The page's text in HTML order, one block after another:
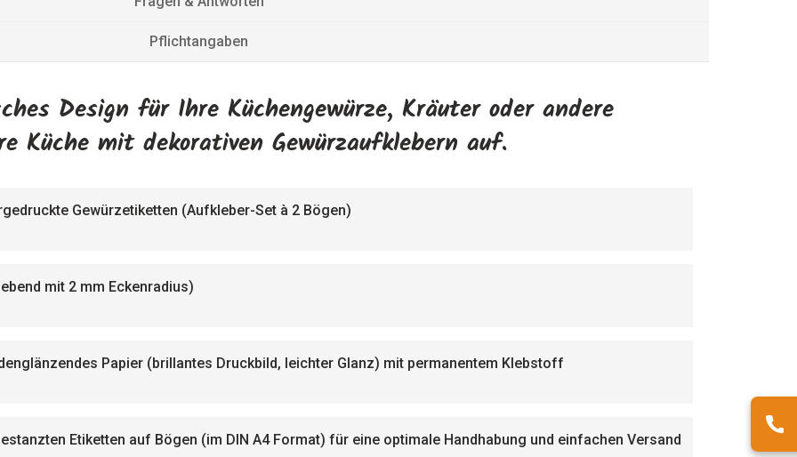
Pflichtangaben
Design für Ihre Küchengewürze, Kräuter oder andere
Küche mit dekorativen Gewürzaufklebern auf.
Gewürzetiketten (Aufkleber-Set à 2 Bögen)
mit 2 mm Eckenradius)
Papier (brillantes Druckbild, leichter Glanz) mit permanentem Klebstoff
Etiketten auf Bögen (im DIN A4 Format) für eine optimale Handhabung und einfachen Versand